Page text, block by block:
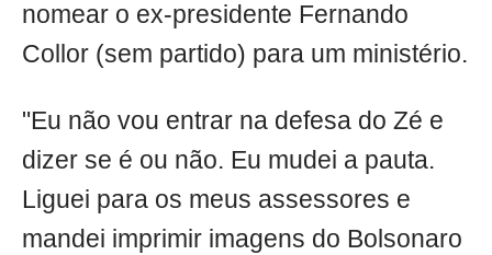
nomear o ex-presidente Fernando
Collor (sem partido) para um ministério.
"Eu não vou entrar na defesa do Zé e
dizer se é ou não. Eu mudei a pauta.
Liguei para os meus assessores e
mandei imprimir imagens do Bolsonaro